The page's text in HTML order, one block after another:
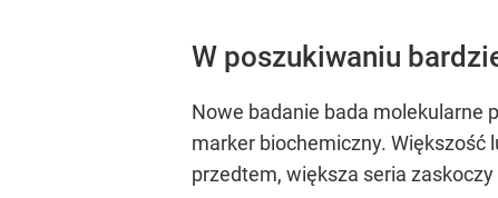
W poszukiwaniu
Nowe badanie bada molekularne
marker biochemiczny. Większość
przedtem, większa seria